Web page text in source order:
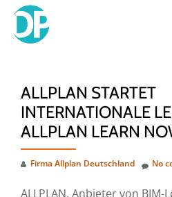
Skip
ALLPLAN STARTET
INTERNATIONALE
ALLPLAN LEARN
Firma Allplan Deutschland No
ALLPLAN, Anbieter von BIM-